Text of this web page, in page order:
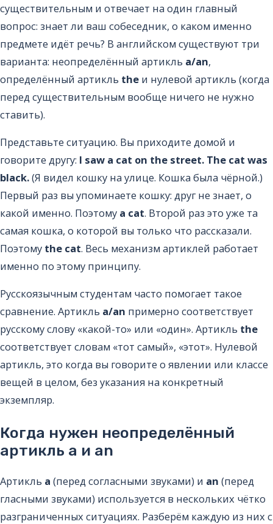
существительным и отвечает на один главный
вопрос: знает ли ваш собеседник, о каком именно
предмете идёт речь? В английском существуют три
варианта: неопределённый артикль a/an,
определённый артикль the и нулевой артикль (когда
перед существительным вообще ничего не нужно
ставить).
Представьте ситуацию. Вы приходите домой и
говорите другу: I saw a cat on the street. The cat was
black.(Я видел кошку на улице. Кошка была чёрной.)
Первый раз вы упоминаете кошку: друг не знает, о
какой именно. Поэтому a cat. Второй раз это уже та
самая кошка, о которой вы только что рассказали.
Поэтому the cat. Весь механизм артиклей работает
именно по этому принципу.
Русскоязычным студентам часто помогает такое
сравнение. Артикль a/an примерно соответствует
русскому слову «какой-то» или «один». Артикль the
соответствует словам «тот самый», «этот». Нулевой
артикль, это когда вы говорите о явлении или классе
вещей в целом, без указания на конкретный
экземпляр.
Когда нужен неопределённый
артикль a и an
Артикль a (перед согласными звуками) и an (перед
гласными звуками) используется в нескольких чётко
разграниченных ситуациях. Разберём каждую из них с